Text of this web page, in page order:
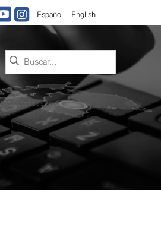
Español English
Buscar: